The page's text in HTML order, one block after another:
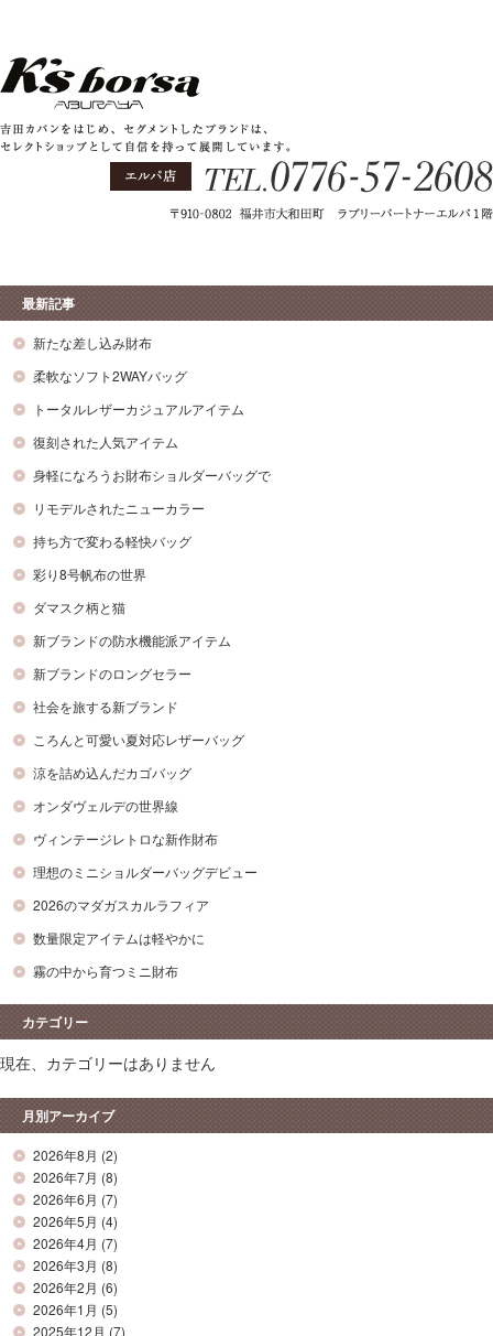
最新記事
新たな差し込み財布
柔軟なソフト2WAYバッグ
トータルレザーカジュアルアイテム
復刻された人気アイテム
身軽になろうお財布ショルダーバッグで
リモデルされたニューカラー
持ち方で変わる軽快バッグ
彩り8号帆布の世界
ダマスク柄と猫
新ブランドの防水機能派アイテム
新ブランドのロングセラー
社会を旅する新ブランド
ころんと可愛い夏対応レザーバッグ
涼を詰め込んだカゴバッグ
オンダヴェルデの世界線
ヴィンテージレトロな新作財布
理想のミニショルダーバッグデビュー
2026のマダガスカルラフィア
数量限定アイテムは軽やかに
霧の中から育つミニ財布
カテゴリー
現在、カテゴリーはありません
月別アーカイブ
2026年8月 (2)
2026年7月 (8)
2026年6月 (7)
2026年5月 (4)
2026年4月 (7)
2026年3月 (8)
2026年2月 (6)
2026年1月 (5)
2025年12月 (7)